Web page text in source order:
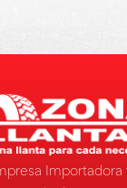
Importadora